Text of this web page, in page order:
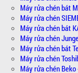
Máy rửa chén bát
Máy rửa chén
Máy rửa chén bát
Máy rửa chén
Máy rửa chén bát
Máy rửa chén
Máy rửa chén Beko